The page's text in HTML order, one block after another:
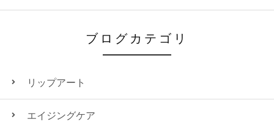
ブログカテゴリ
リップアート
エイジングケア